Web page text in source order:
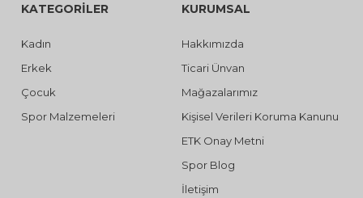
KATEGORİLER
Kadın
Erkek
Çocuk
Spor Malzemeleri
KURUMSAL
Hakkımızda
Ticari Ünvan
Mağazalarımız
Kişisel Verileri Koruma Kanunu
ETK Onay Metni
Spor Blog
İletişim